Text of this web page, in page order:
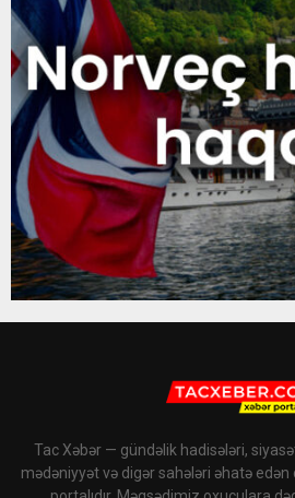
Tac Xəbər — gündəlik hadisələri,
mədəniyyət və digər sahələri əhatə